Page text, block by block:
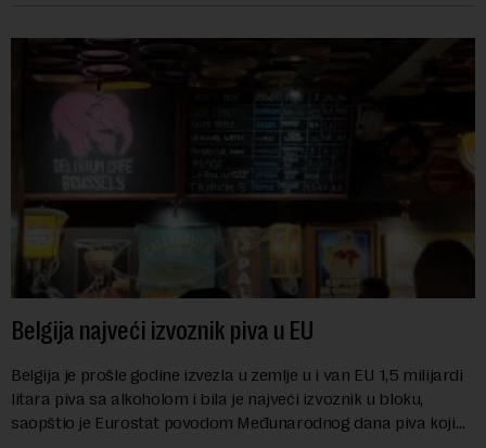
Belgija najveći izvoznik piva u EU
Belgija je prošle godine izvezla u zemlje u i van EU 1,5 milijardi
litara piva sa alkoholom i bila je najveći izvoznik u bloku,
saopštio je Eurostat povodom Međunarodnog dana piva koji